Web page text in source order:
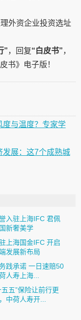
外资企业投资选址
”，回复“白皮书”，
书》电子版！
度与温度？专家学
发展：这7个成熟城
入驻上海IFC 君佩
新奢美学
上海国金IFC 开启
发展新布局
践承诺 一日速赔50
人寿上海...
五五”保险让前行更
中荷人寿开...